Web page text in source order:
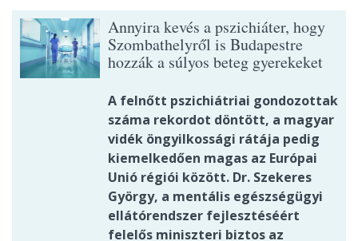
Annyira kevés a pszichiáter, hogy
Szombathelyről is Budapestre
hozzák a súlyos beteg gyerekeket
A felnőtt pszichiátriai gondozottak
száma rekordot döntött, a magyar
vidék öngyilkossági rátája pedig
kiemelkedően magas az Európai
Unió régiói között. Dr. Szekeres
György, a mentális egészségügyi
ellátórendszer fejlesztéséért
felelős miniszteri biztos az